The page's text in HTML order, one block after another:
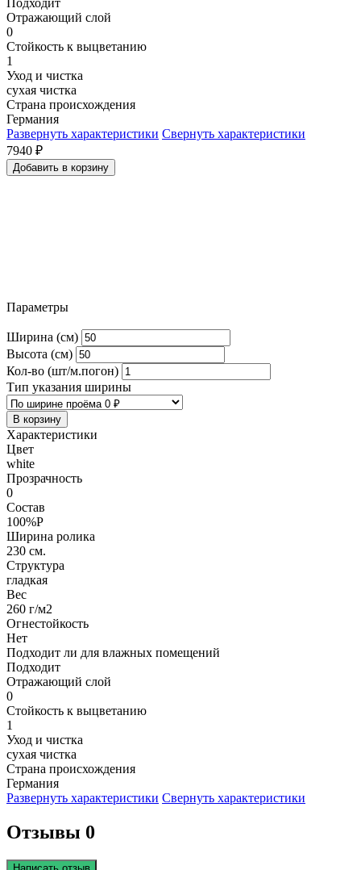
Отражающий слой
0
Стойкость к выцветанию
1
Уход и чистка
сухая чистка
Страна происхождения
Германия
Развернуть характеристики Свернуть характеристики
7940 ₽
Добавить в корзину
Параметры
Ширина (см)
Высота (см)
Кол-во (шт/м.погон)
Тип указания ширины
В корзину
Характеристики
Цвет
white
Прозрачность
0
Состав
100%P
Ширина ролика
230 см.
Структура
гладкая
Вес
260 г/м2
Огнестойкость
Нет
Подходит ли для влажных помещений
Подходит
Отражающий слой
0
Стойкость к выцветанию
1
Уход и чистка
сухая чистка
Страна происхождения
Германия
Развернуть характеристики Свернуть характеристики
Отзывы 0